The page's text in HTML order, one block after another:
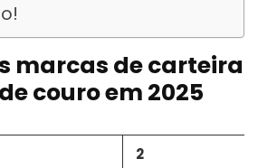
marcas de carteira
couro em 2025
2